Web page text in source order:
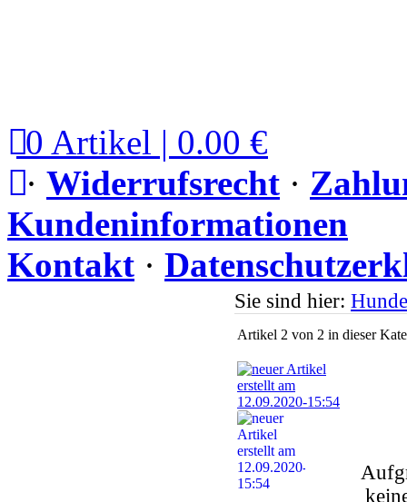
0 Artikel | 0.00 €
· Widerrufsrecht ·
Kundeninformationen
Kontakt ·
Sie sind hier:
Artikel 2 von 2 in dieser